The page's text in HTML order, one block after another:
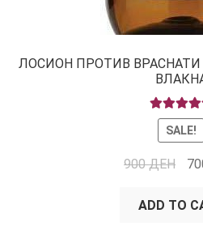
ЛОСИОН ПРОТИВ
RATED
OUT OF 5
SALE!
900ДЕН
ADD TO